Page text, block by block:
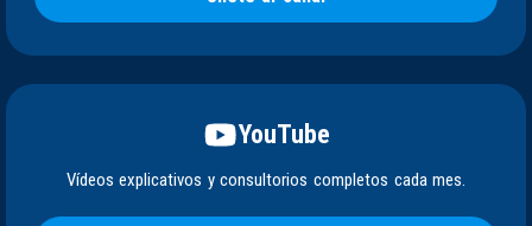
YouTube
Vídeos explicativos y consultorios completos cada mes.